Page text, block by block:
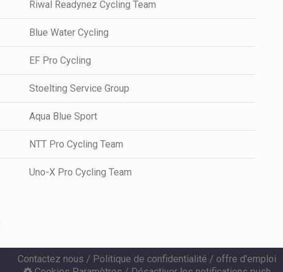
Riwal Readynez Cycling Team
Blue Water Cycling
EF Pro Cycling
Stoelting Service Group
Aqua Blue Sport
NTT Pro Cycling Team
Uno-X Pro Cycling Team
Contactez nous / Politique de confidentialité / offre d'emploi